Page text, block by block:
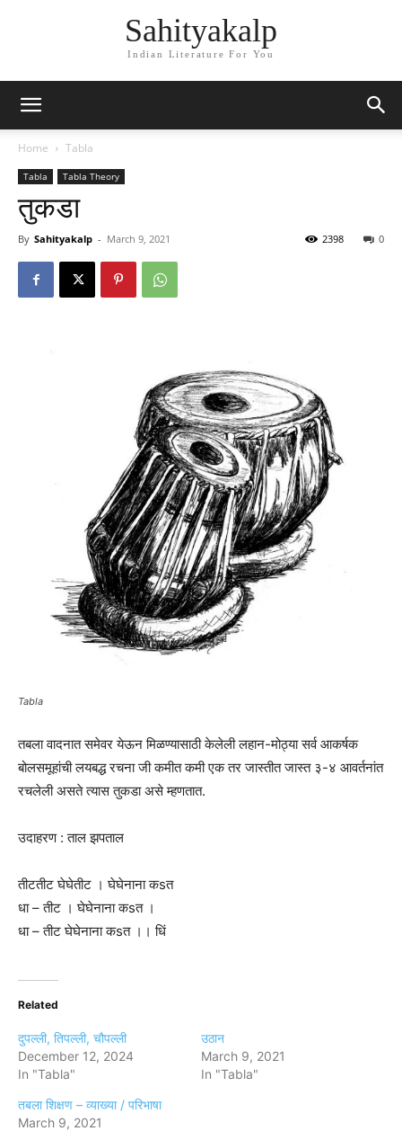
Sahityakalp
Indian Literature For You
Home Tabla
Tabla Tabla Theory
तुकडा
By Sahityakalp - March 9, 2021 0
2398
Tabla
तबला वादनात समेवर येऊन मिळण्यासाठी केलेली लहान-मोठ्या सर्व आकर्षक
बोलसमूहांची लयबद्ध रचना जी कमीत कमी एक तर जास्तीत जास्त ३-४ आवर्तनांत
रचलेली असते त्यास तुकडा असे म्हणतात.
उदाहरण : ताल झपताल
तीटतीट घेघेतीट । घेघेनाना कsत
धा – तीट । घेघेनाना कsत ।
धा – तीट घेघेनाना कsत ।। धिं
Related
दुपल्ली, तिपल्ली, चौपल्ली
December 12, 2024
In "Tabla"
उठान
March 9, 2021
In "Tabla"
तबला शिक्षण – व्याख्या / परिभाषा
March 9, 2021